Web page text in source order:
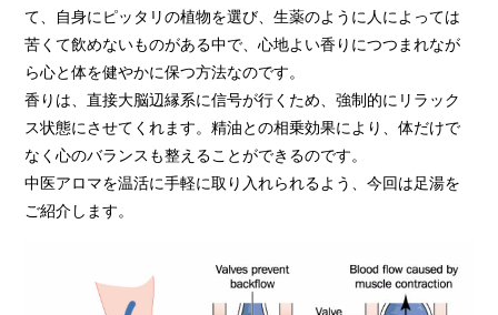
て、自身にピッタリの植物を選び、生薬のように人によっては
苦くて飲めないものがある中で、心地よい香りにつつまれなが
ら心と体を健やかに保つ方法なのです。
香りは、直接大脳辺縁系に信号が行くため、強制的にリラック
ス状態にさせてくれます。精油との相乗効果により、体だけで
なく心のバランスも整えることができるのです。
中医アロマを温活に手軽に取り入れられるよう、今回は足湯を
ご紹介します。